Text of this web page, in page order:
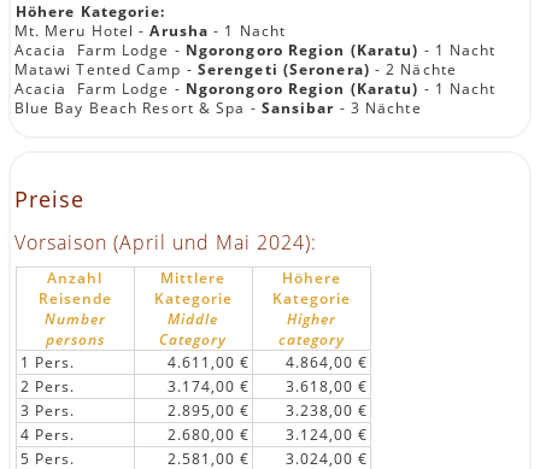
Höhere Kategorie:
Mt. Meru Hotel -Arusha- 1 Nacht
Acacia Farm Lodge - Ngorongoro Region (Karatu) - 1 Nacht
Matawi Tented Camp - Serengeti (Seronera) - 2 Nächte
Acacia Farm Lodge - Ngorongoro Region (Karatu) - 1 Nacht
Blue Bay Beach Resort & Spa - Sansibar - 3 Nächte
Preise
Vorsaison (April und Mai 2024):
Anzahl
Reisende
Number
persons
Mittlere
Kategorie
Middle
Category
Höhere
Kategorie
Higher
category
1 Pers.
4.611,00 €
4.864,00 €
2 Pers.
3.174,00 €
3.618,00 €
3 Pers.
2.895,00 €
3.238,00 €
4 Pers.
2.680,00 €
3.124,00 €
5 Pers.
2.581,00 € 3.024,00 €